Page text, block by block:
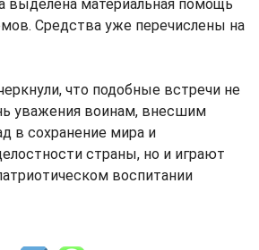
выделена материальная помощь
Средства уже перечислены на
что подобные встречи не
уважения воинам, внесшим
в сохранение мира и
страны, но и играют
воспитании